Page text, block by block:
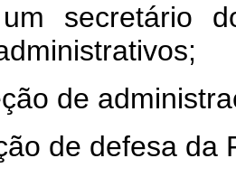
secretário
de
de defesa da